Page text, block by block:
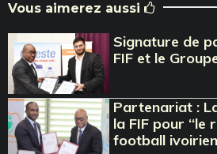
Vous aimerez aussi
Signature de
FIF et le
Partenariat :
la FIF pour
football